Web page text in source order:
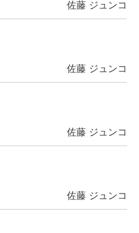
佐藤 ジュンコ
佐藤 ジュンコ
佐藤 ジュンコ
佐藤 ジュンコ